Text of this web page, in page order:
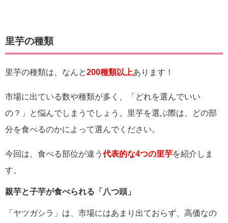
里芋の種類
里芋の種類は、なんと200種類以上あります！
市場に出ている数や種類が多く、「どれを選んでいい
の？」と悩んでしまうでしょう。里芋を選ぶ際は、どの部
分を食べるのかによって選んでください。
今回は、食べる部位が違う代表的な4つの里芋を紹介しま
す。
親芋と子芋が食べられる「八つ頭」
「ヤツガシラ」は、市場にはあまり出ておらず、高価なの